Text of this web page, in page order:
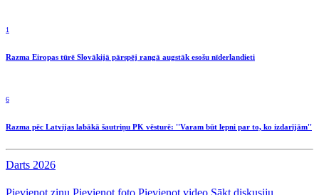
1
Razma Eiropas tūrē Slovākijā pārspēj rangā augstāk esošu nīderlandieti
6
Razma pēc Latvijas labākā šautriņu PK vēsturē: ''Varam būt lepni par to, ko izdarījām''
Darts 2026
Pievienot ziņu Pievienot foto Pievienot video Sākt diskusiju